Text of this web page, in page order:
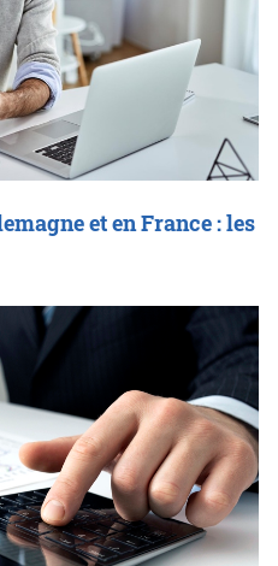
et en France : les